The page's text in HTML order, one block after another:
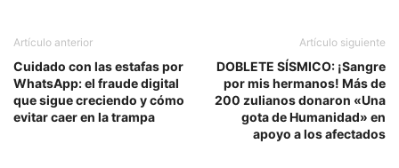
Artículo anterior
Cuidado con las estafas por
WhatsApp: el fraude digital
que sigue creciendo y cómo
evitar caer en la trampa
Artículo siguiente
DOBLETE SÍSMICO: ¡Sangre
por mis hermanos! Más de
200 zulianos donaron «Una
gota de Humanidad» en
apoyo a los afectados